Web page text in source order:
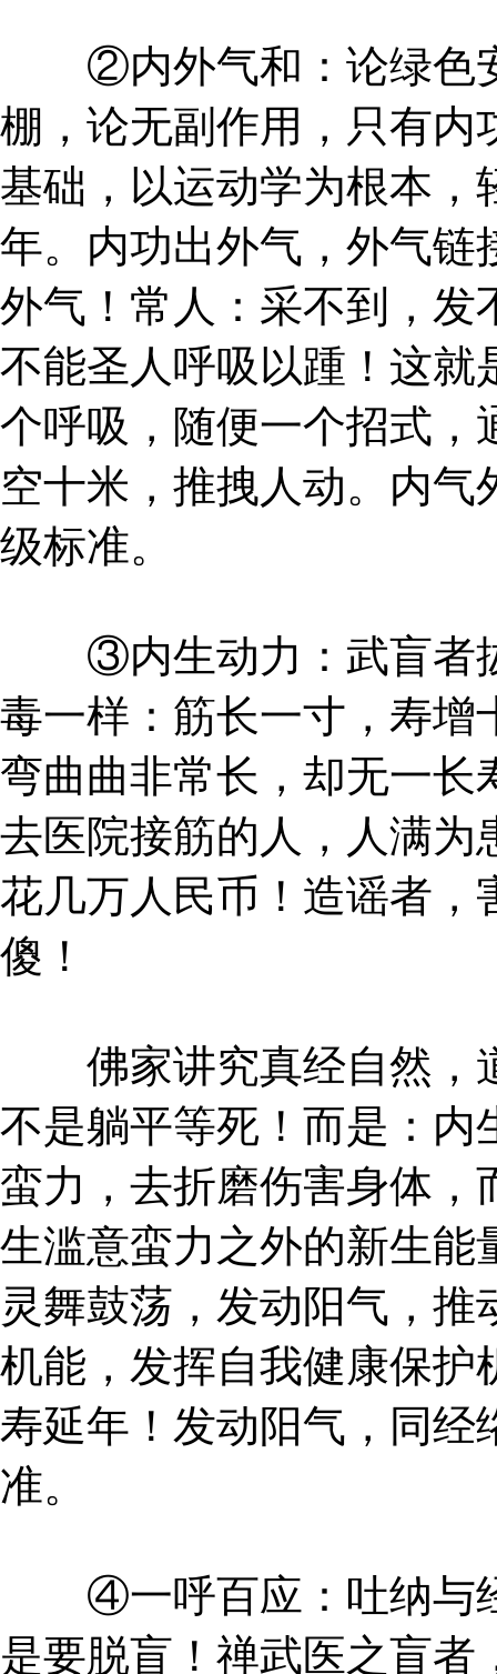
②内外气和：论绿色安
棚，论无副作用，只有内
基础，以运动学为根本，
年。内功出外气，外气链
外气！常人：采不到，发
不能圣人呼吸以踵！这就
个呼吸，随便一个招式，
空十米，推拽人动。内
级标准。
③内生动力：武盲者拔
毒一样：筋长一寸，寿增
弯曲曲非常长，却无一长
去医院接筋的人，人满为
花几万人民币！造谣者，
傻！
佛家讲究真经自然，
不是躺平等死！而是：内
蛮力，去折磨伤害身体，
生滥意蛮力之外的新生能
灵舞鼓荡，发动阳气，
机能，发挥自我健康保护
寿延年！发动阳气，同经
准。
④一呼百应：吐纳与经
是要脱盲！禅武医之盲